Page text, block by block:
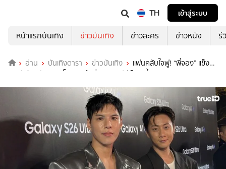
TH
เข้าสู่ระบบ
หน้าแรกบันเทิง
ข่าวบันเทิง ข่าวละคร ข่าวหนัง รี
อ่าน บันเทิงดารา ข่าวบันเทิง
แฟนคลับใจฟู! “พี่จอง” แข็ง
แรงดีแล้ว “คัลแลน” โอดคิดถึงพี่มาก ทริปคู่เร็วๆ นี้